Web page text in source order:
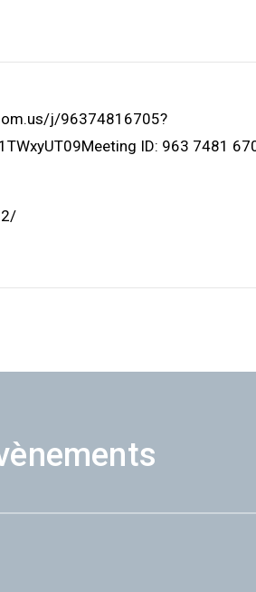
j/96374816705?
ID: 963 7481